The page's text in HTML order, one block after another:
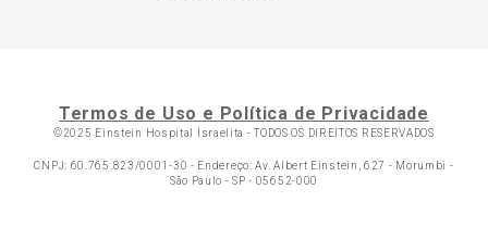
Termos de Uso e Política de Privacidade
©2025 Einstein Hospital Israelita -TODOS OS DIREITOS RESERVADOS
CNPJ: 60.765.823/0001-30 - Endereço: Av. Albert Einstein, 627 - Morumbi -
São Paulo - SP - 05652-000